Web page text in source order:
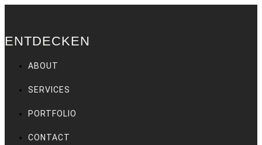
ENTDECKEN
ABOUT
SERVICES
PORTFOLIO
CONTACT